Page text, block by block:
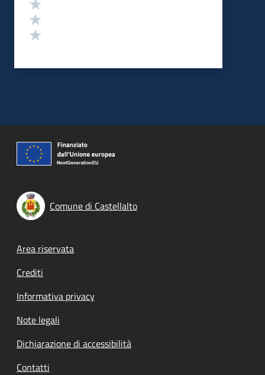
Comune di Castellalto
Footer menu
Area riservata
Crediti
Informativa privacy
Note legali
Dichiarazione di accessibilità
Contatti